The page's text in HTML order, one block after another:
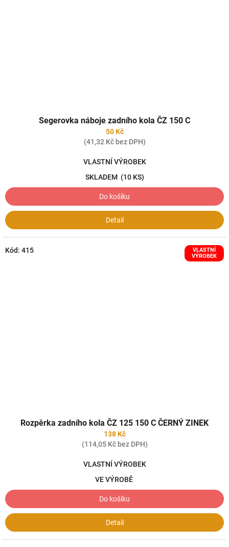
Segerovka náboje zadního kola ČZ 150 C
50 Kč
(41,32 Kč bez DPH)
VLASTNÍ VÝROBEK
SKLADEM (10 KS)
Do košíku
Detail
VLASTNÍ
VÝROBEK
Rozpěrka zadního kola ČZ 125 150 C ČERNÝ ZINEK
138 Kč
(114,05 Kč bez DPH)
VLASTNÍ VÝROBEK
VE VÝROBĚ
Do košíku
Detail
Kód: 415